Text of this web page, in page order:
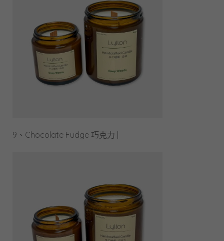
9、Chocolate Fudge 巧克力 |